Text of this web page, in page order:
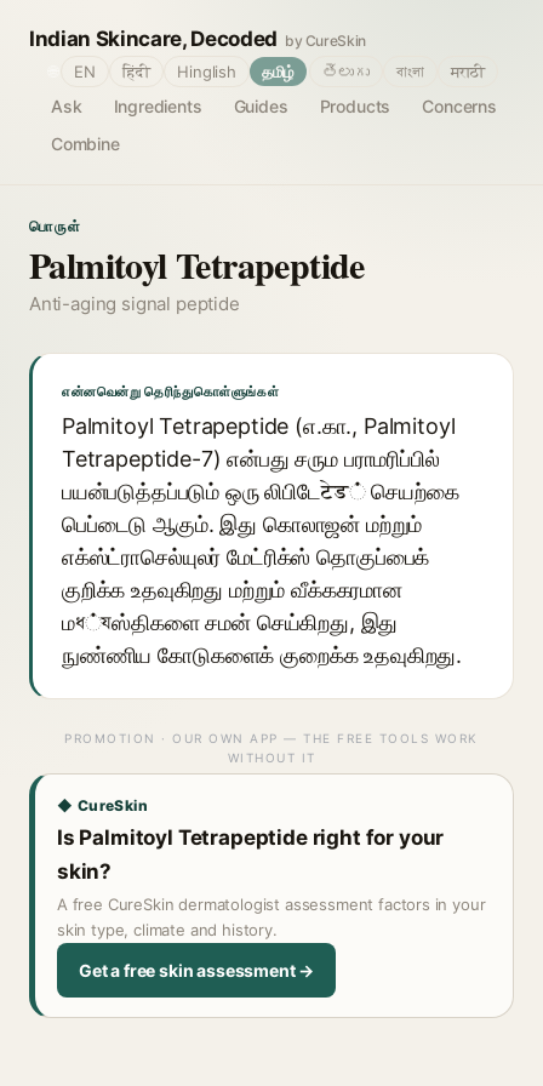
Indian Skincare, Decoded by CureSkin
Ask Ingredients Guides Products
Concerns
Combine
EN हिंदी Hinglish தமிழ் తెలుగు বাংলা मराठी
பொருள்
Palmitoyl Tetrapeptide
Anti-aging signal peptide
என்னவென்று தெரிந்துகொள்ளுங்கள்
Palmitoyl Tetrapeptide (எ.கா., Palmitoyl
Tetrapeptide-7) என்பது சரும பராமரிப்பில்
பயன்படுத்தப்படும் ஒரு லிபிடேटेड் செயற்கை
பெப்டைடு ஆகும். இது கொலாஜன் மற்றும்
எக்ஸ்ட்ராசெல்யுலர் மேட்ரிக்ஸ் தொகுப்பைக்
குறிக்க உதவுகிறது மற்றும் வீக்ககரமான
மধ்যஸ்திகளை சமன் செய்கிறது, இது
நுண்ணிய கோடுகளைக் குறைக்க உதவுகிறது.
PROMOTION · OUR OWN APP — THE FREE TOOLS WORK
WITHOUT IT
◆ CureSkin
Is Palmitoyl Tetrapeptide right for your
skin?
A free CureSkin dermatologist assessment factors in your
skin type, climate and history.
Get a free skin assessment →